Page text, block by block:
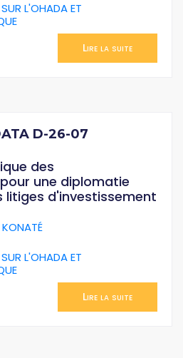
L'OHADA ET
Lire la suite
D-26-07
des
une diplomatie
litiges d'investissement
L'OHADA ET
Lire la suite